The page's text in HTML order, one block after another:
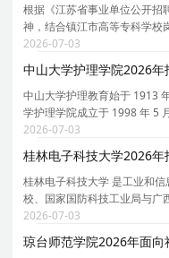
根据《江苏省事业单位公开
神，结合镇江市高等专科学校
招聘高层次人才有关事项公告
人民共和国国籍； （二）岗位
2026-07-03
中山大学护理学院2026
中山大学护理教育始于 1913
学护理学院成立于 1998 年 5
卫生学校的基础上组建的，是
学位教育 和 博士教育的护理学
2026-07-03
桂林电子科技大学2026
桂林电子科技大学 是工业和
校、国家国防科技工业局与广
部高校基础能力建设工程入选
个，博士专业学位授权类别1
2026-07-03
琼台师范学院2026年面